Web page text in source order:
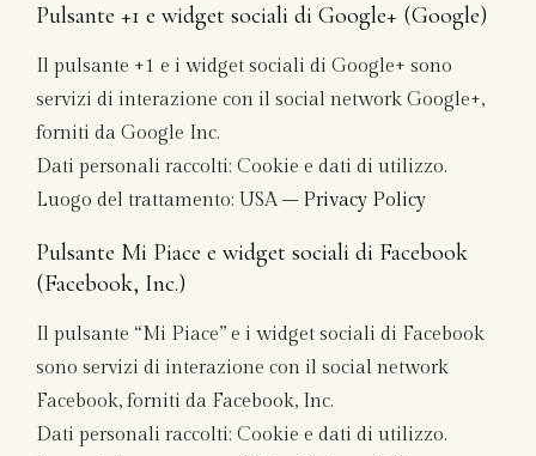
Pulsante +1 e widget sociali di Google+ (Google)
Il pulsante +1 e i widget sociali di Google+ sono
servizi di interazione con il social network Google+,
forniti da Google Inc.
Dati personali raccolti: Cookie e dati di utilizzo.
Luogo del trattamento: USA – Privacy Policy
Pulsante Mi Piace e widget sociali di Facebook
(Facebook, Inc.)
Il pulsante “Mi Piace” e i widget sociali di Facebook
sono servizi di interazione con il social network
Facebook, forniti da Facebook, Inc.
Dati personali raccolti: Cookie e dati di utilizzo.